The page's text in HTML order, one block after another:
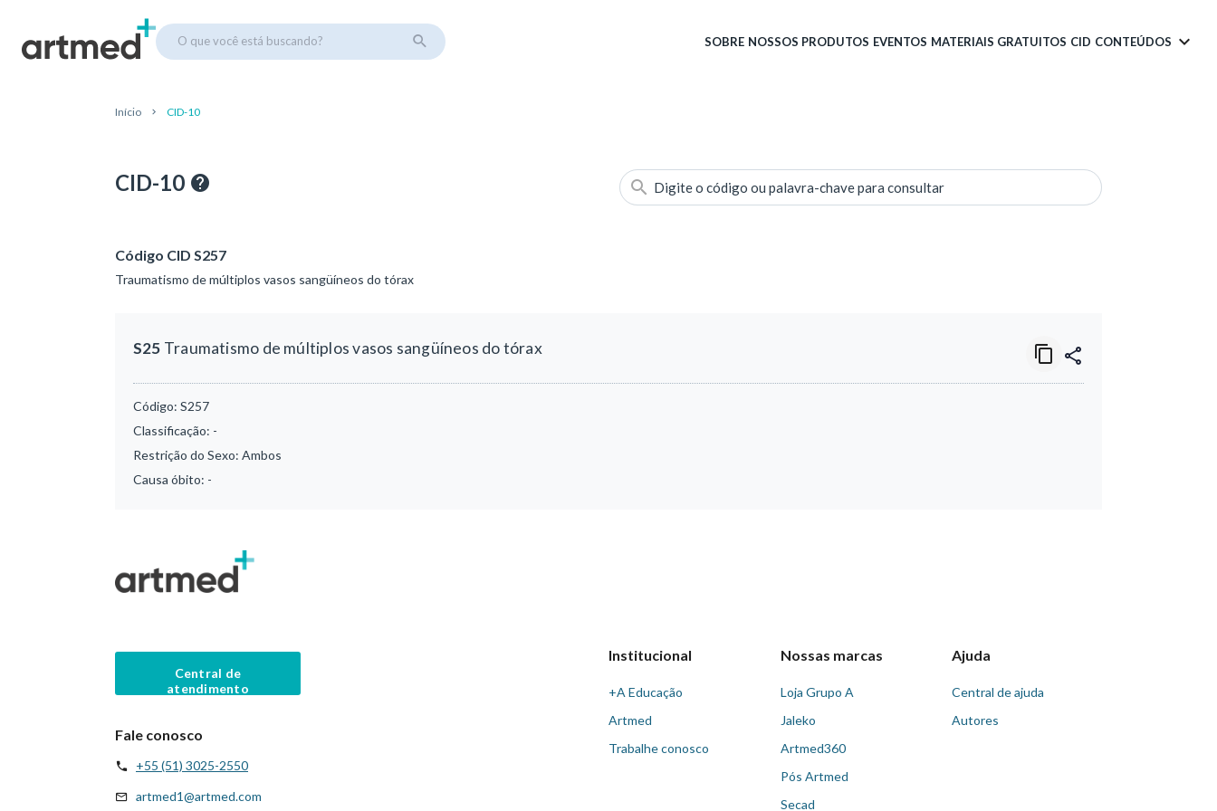
O que você está buscando? SOBRE NOSSOS PRODUTOS EVENTOS MATERIAIS GRATUITOS CID CONTEÚDOS
Início CID-10
CID-10 Digite o código ou palavra-chave para consultar
Código CID S257
Traumatismo de múltiplos vasos sangüíneos do tórax
S25 Traumatismo de múltiplos vasos sangüíneos do tórax
Código: S257
Classificação: -
Restrição do Sexo: Ambos
Causa óbito: -
Central de
atendimento
Fale conosco
+55 (51) 3025-2550
artmed1@artmed.com
Institucional
+A Educação
Artmed
Trabalhe conosco
Nossas marcas
Loja Grupo A
Jaleko
Artmed360
Pós Artmed
Secad
Ajuda
Central de ajuda
Autores